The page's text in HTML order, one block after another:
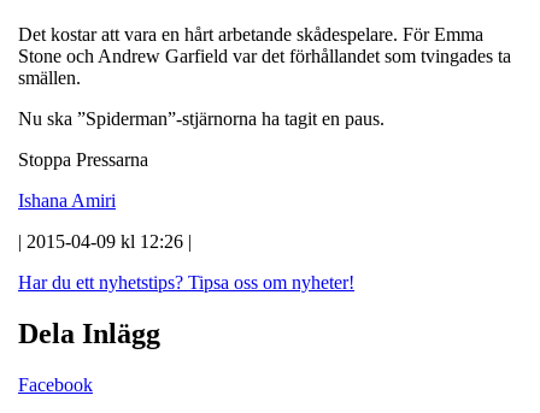
Det kostar att vara en hårt arbetande skådespelare. För Emma
Stone och Andrew Garfield var det förhållandet som tvingades ta
smällen.
Nu ska ”Spiderman”-stjärnorna ha tagit en paus.
Stoppa Pressarna
Ishana Amiri
| 2015-04-09 kl 12:26 |
Har du ett nyhetstips? Tipsa oss om nyheter!
Dela Inlägg
Facebook